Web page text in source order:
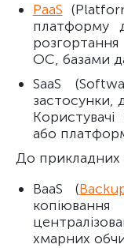
PaaS
платформу
ОС, базами
SaaS
застосунки,
або
До прикладних
BaaS (
хмарних